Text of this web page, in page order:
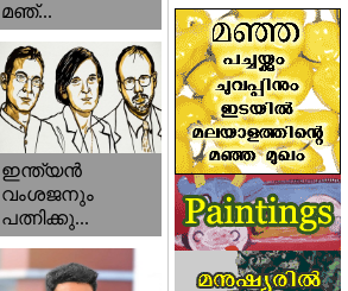
മഞ്...
ഇന്ത്യൻ
വംശജനും
പത്നിക്കു...